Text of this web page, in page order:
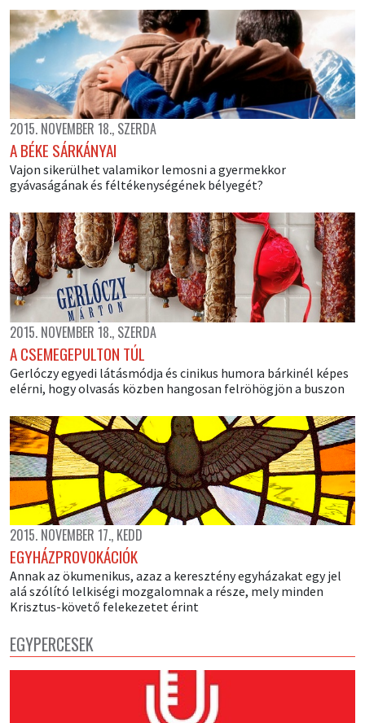
2015. NOVEMBER 18., SZERDA
A BÉKE SÁRKÁNYAI
Vajon sikerülhet valamikor lemosni a gyermekkor
gyávaságának és féltékenységének bélyegét?
2015. NOVEMBER 18., SZERDA
A CSEMEGEPULTON TÚL
Gerlóczy egyedi látásmódja és cinikus humora bárkinél képes
elérni, hogy olvasás közben hangosan felröhögjön a buszon
2015. NOVEMBER 17., KEDD
EGYHÁZPROVOKÁCIÓK
Annak az ökumenikus, azaz a keresztény egyházakat egy jel
alá szólító lelkiségi mozgalomnak a része, mely minden
Krisztus-követő felekezetet érint
EGYPERCESEK